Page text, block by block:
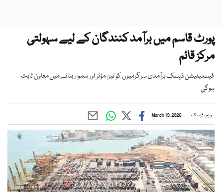
پورٹ قاسم میں برآمد کنندگان کے لیے سہولتی
مرکز قائم
فیسلیٹیشن ڈیسک برآمدی سرگرمیوں کو تیز، مؤثر اور ہموار بنانے میں معاون ثابت
ہوگی
ویب ڈیسک March 19, 2026